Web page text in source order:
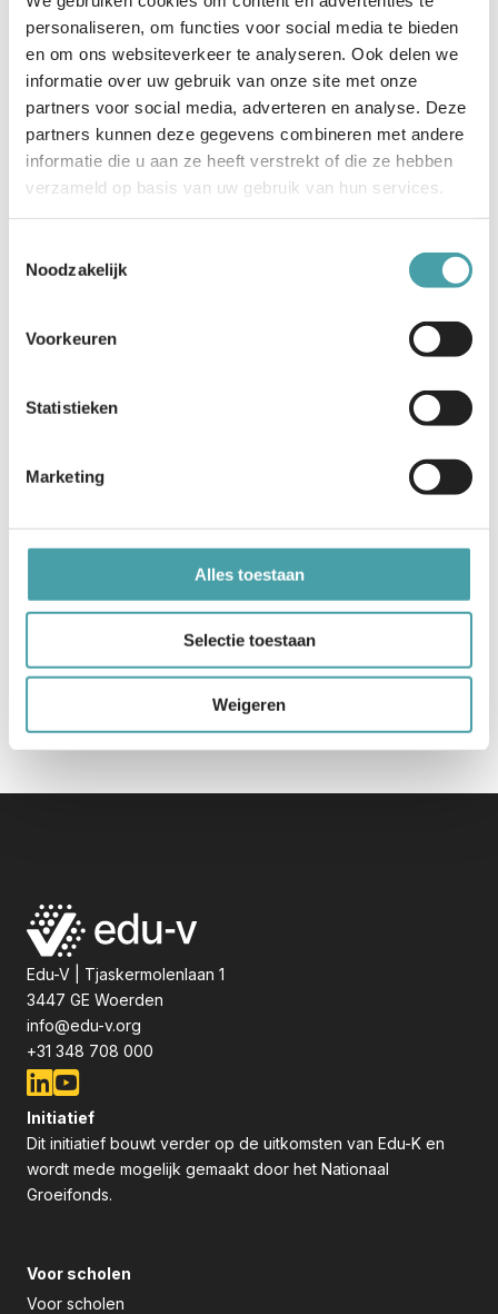
personaliseren, om functies voor social media te bieden
en om ons websiteverkeer te analyseren. Ook delen we
informatie over uw gebruik van onze site met onze
partners voor social media, adverteren en analyse. Deze
partners kunnen deze gegevens combineren met andere
informatie die u aan ze heeft verstrekt of die ze hebben
verzameld op basis van uw gebruik van hun services.
Noodzakelijk
Voorkeuren
Statistieken
Marketing
Alles toestaan
Selectie toestaan
Weigeren
over edu-v
visie en missie
geschiedenis
initiatiefnemers
naleving
beheertaken stichting edu-v
ons team
vacatures
contact
Edu-V | Tjaskermolenlaan 1
3447 GE Woerden
info@edu-v.org
+31 348 708 000
Initiatief
Dit initiatief bouwt verder op de uitkomsten van Edu-K en
wordt mede mogelijk gemaakt door het Nationaal
Groeifonds.
Voor scholen
Voor scholen